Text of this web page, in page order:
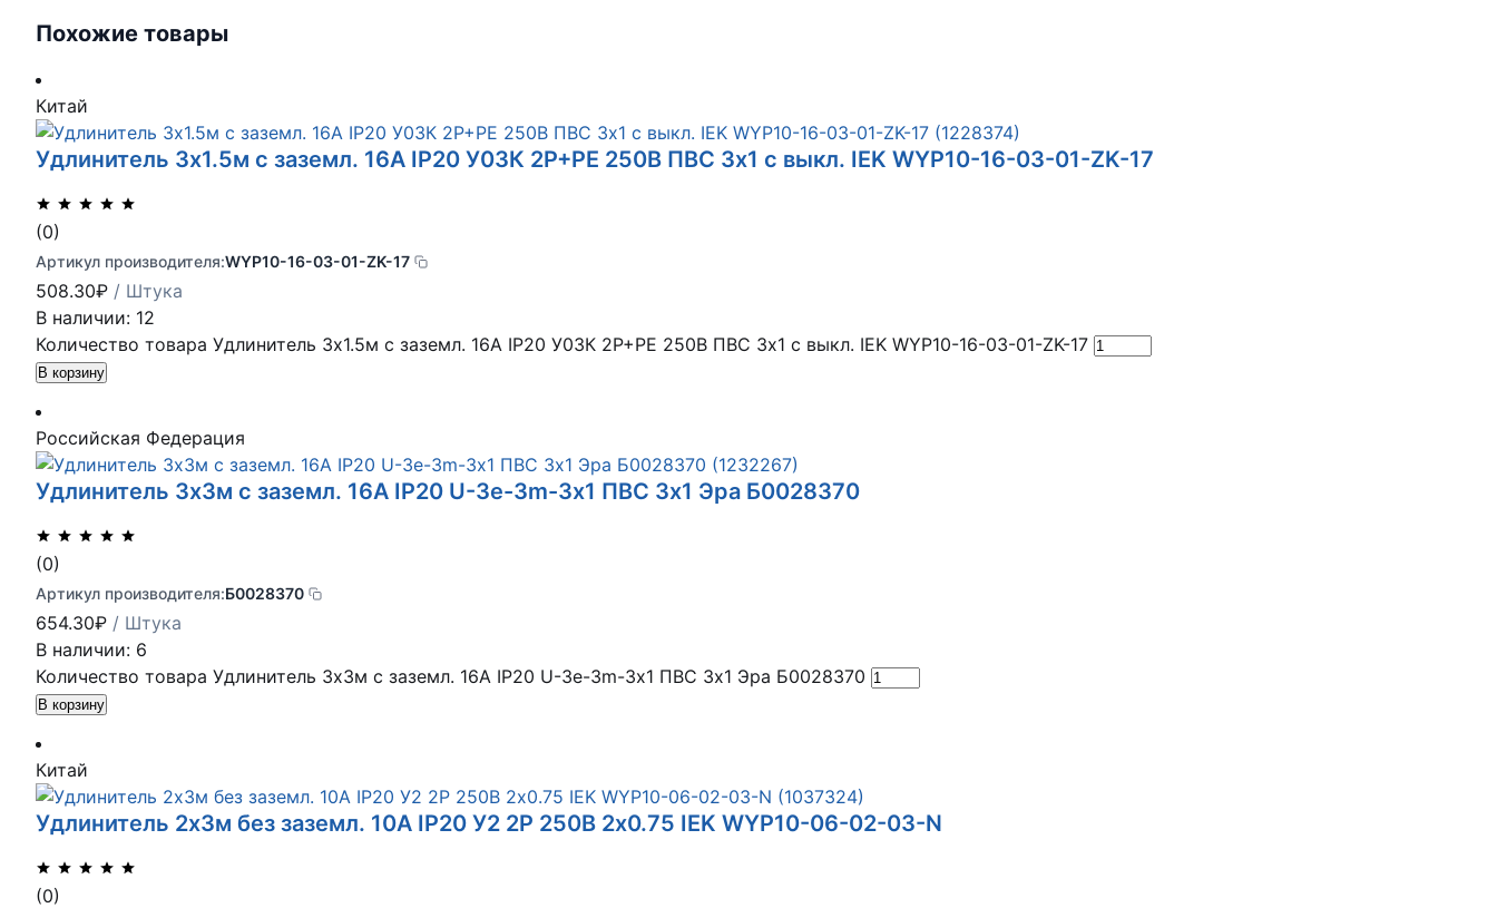
Похожие товары
Китай
Удлинитель 3х1.5м с заземл. 16А IP20 У03К 2P+PE 250В ПВС 3х1 с выкл. IEK WYP10-16-03-01-ZK-17
(0)
Артикул производителя:WYP10-16-03-01-ZK-17
508.30₽ / Штука
В наличии: 12
Количество товара Удлинитель 3х1.5м с заземл. 16А IP20 У03К 2P+PE 250В ПВС 3х1 с выкл. IEK WYP10-16-03-01-ZK-17
В корзину
Российская Федерация
Удлинитель 3х3м с заземл. 16А IP20 U-3e-3m-3х1 ПВС 3х1 Эра Б0028370
(0)
Артикул производителя:Б0028370
654.30₽ / Штука
В наличии: 6
Количество товара Удлинитель 3х3м с заземл. 16А IP20 U-3e-3m-3х1 ПВС 3х1 Эра Б0028370
В корзину
Китай
Удлинитель 2х3м без заземл. 10А IP20 У2 2P 250В 2х0.75 IEK WYP10-06-02-03-N
(0)